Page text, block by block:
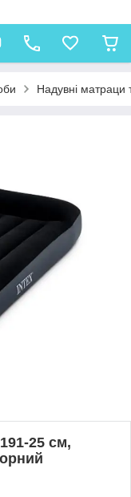
Надувні матраци
25 см,